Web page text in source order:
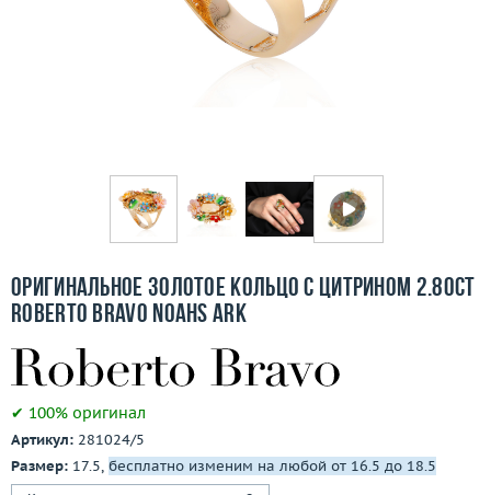
Бесплатная доставка
Заказать звонок
Оригинальное золотое кольцо с цитрином 2.80ct
Roberto Bravo Noahs Ark
✔ 100% оригинал
Артикул: 281024/5
Размер: 17.5, бесплатно изменим на любой от 16.5 до 18.5